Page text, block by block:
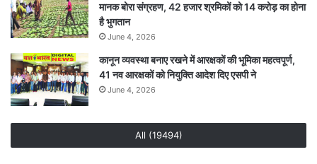
मानक बोरा संग्रहण, 42 हजार श्रमिकों को 14 करोड़ का होना
है भुगतान
June 4, 2026
कानून व्यवस्था बनाए रखने में आरक्षकों की भूमिका महत्वपूर्ण,
41 नव आरक्षकों को नियुक्ति आदेश दिए एसपी ने
June 4, 2026
All (19494)